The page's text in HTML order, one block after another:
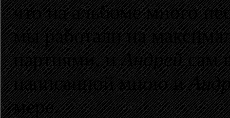
что на альбоме много
мы работали на
партиями, иАндрейсам
написанной мною и
мере.